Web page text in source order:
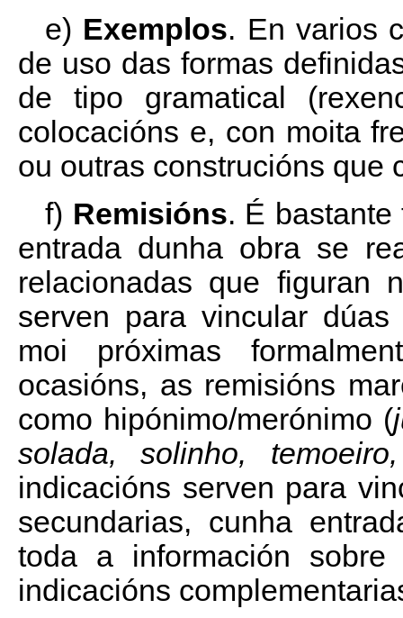
e) Exemplos. En varios
de uso das formas
de tipo gramatical
colocacións e, con moita
ou outras construcións que
f) Remisións. É
entrada dunha obra se
relacionadas que figuran
serven para vincular
moi próximas
ocasións, as remisións
como hipónimo/merónimo (
solada, solinho,
indicacións serven para
secundarias, cunha
toda a información
indicacións